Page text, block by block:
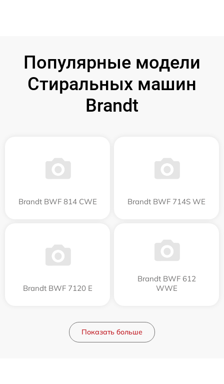
Популярные модели
Стиральных машин
Brandt
Brandt BWF 814 CWE Brandt BWF 714S WE
Brandt BWF 7120 E
Brandt BWF 612
WWE
Показать больше